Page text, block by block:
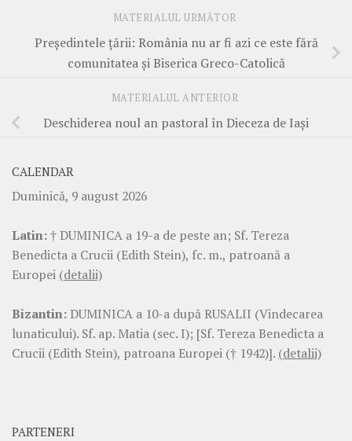
MATERIALUL URMĂTOR
Președintele țării: România nu ar fi azi ce este fără
comunitatea și Biserica Greco-Catolică
MATERIALUL ANTERIOR
Deschiderea noul an pastoral în Dieceza de Iași
CALENDAR
Duminică, 9 august 2026
Latin:† DUMINICA a 19-a de peste an; Sf. Tereza
Benedicta a Crucii (Edith Stein), fc. m., patroană a
Europei (detalii)
Bizantin: DUMINICA a 10-a după RUSALII (Vindecarea
lunaticului). Sf. ap. Matia (sec. I); [Sf. Tereza Benedicta a
Crucii (Edith Stein), patroana Europei († 1942)]. (detalii)
PARTENERI